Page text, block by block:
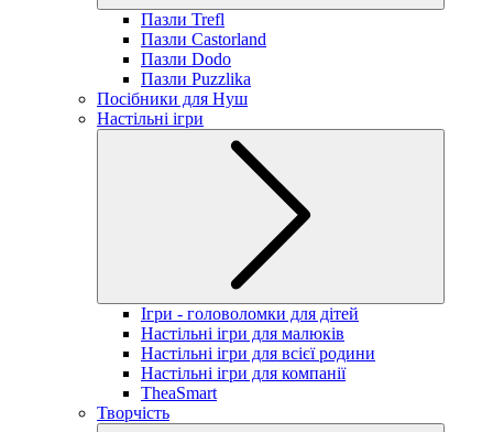
Пазли Trefl
Пазли Castorland
Пазли Dodo
Пазли Puzzlika
Посібники для Нуш
Настільні ігри
Ігри - головоломки для дітей
Настільні ігри для малюків
Настільні ігри для всієї родини
Настільні ігри для компанії
TheaSmart
Творчість